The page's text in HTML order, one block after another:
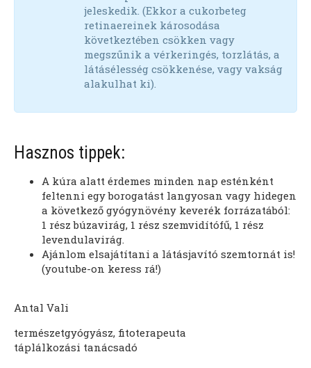
jeleskedik. (Ekkor a cukorbeteg
retinaereinek károsodása
következtében csökken vagy
megszűnik a vérkeringés, torzlátás, a
látásélesség csökkenése, vagy vakság
alakulhat ki).
Hasznos tippek:
A kúra alatt érdemes minden nap esténként
feltenni egy borogatást langyosan vagy hidegen
a következő gyógynövény keverék forrázatából:
1 rész búzavirág, 1 rész szemvidítófű, 1 rész
levendulavirág.
Ajánlom elsajátítani a látásjavító szemtornát is!
(youtube-on keress rá!)
Antal Vali
természetgyógyász, fitoterapeuta
táplálkozási tanácsadó